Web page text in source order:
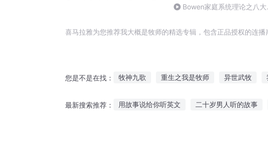
Bowen家庭系统理论之八大
喜马拉雅为您推荐我大概是牧师的精选专辑，包含正品授权的连
您是不是在找： 牧神九歌 重生之我是牧师 异世武牧
最新搜索推荐： 用故事说给你听英文 二十岁男人听的故事